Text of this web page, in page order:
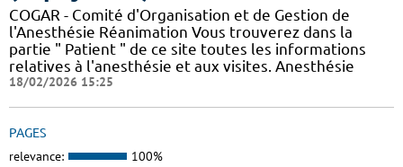
COGAR - Comité d'Organisation et de Gestion de
l'Anesthésie Réanimation Vous trouverez dans la
partie " Patient " de ce site toutes les informations
relatives à l'anesthésie et aux visites. Anesthésie
18/02/2026 15:25
PAGES
relevance: 100%